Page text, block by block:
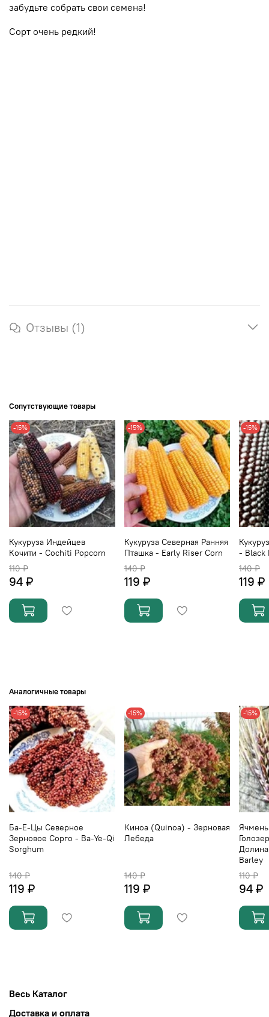
забудьте собрать свои семена!
Сорт очень редкий!
Отзывы (1)
Сопутствующие товары
-15%
Кукуруза Индейцев
Кочити - Cochiti Popcorn
110 ₽
94 ₽
-15%
Кукуруза Северная Ранняя
Пташка - Early Riser Corn
140 ₽
119 ₽
-15%
- Black
140 ₽
119 ₽
Аналогичные товары
-15%
Ба-Е-Цы Северное
Зерновое Сорго - Ba-Ye-Qi
Sorghum
140 ₽
119 ₽
-15%
Киноа (Quinoa) - Зерновая
Лебеда
140 ₽
119 ₽
-15%
Barley
110 ₽
94 ₽
Весь Каталог
Доставка и оплата